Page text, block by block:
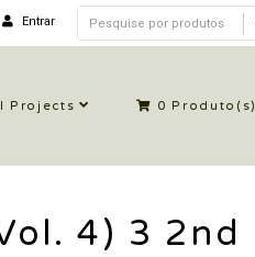
Entrar
Projects 0 Produto(s)
4) 3 2nd